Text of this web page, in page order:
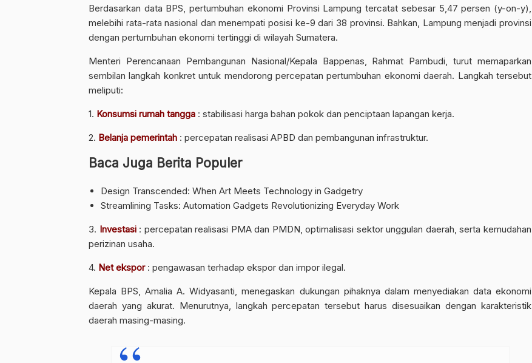
Berdasarkan data BPS, pertumbuhan ekonomi Provinsi Lampung tercatat sebesar 5,47 persen (y-on-y),
melebihi rata-rata nasional dan menempati posisi ke-9 dari 38 provinsi. Bahkan, Lampung menjadi provinsi
dengan pertumbuhan ekonomi tertinggi di wilayah Sumatera.
Menteri Perencanaan Pembangunan Nasional/Kepala Bappenas, Rahmat Pambudi, turut memaparkan
sembilan langkah konkret untuk mendorong percepatan pertumbuhan ekonomi daerah. Langkah tersebut
meliputi:
1. Konsumsi rumah tangga : stabilisasi harga bahan pokok dan penciptaan lapangan kerja.
2. Belanja pemerintah : percepatan realisasi APBD dan pembangunan infrastruktur.
Baca Juga Berita Populer
Design Transcended: When Art Meets Technology in Gadgetry
Streamlining Tasks: Automation Gadgets Revolutionizing Everyday Work
3. Investasi: percepatan realisasi PMA dan PMDN, optimalisasi sektor unggulan daerah, serta kemudahan
perizinan usaha.
4. Net ekspor: pengawasan terhadap ekspor dan impor ilegal.
Kepala BPS, Amalia A. Widyasanti, menegaskan dukungan pihaknya dalam menyediakan data ekonomi
daerah yang akurat. Menurutnya, langkah percepatan tersebut harus disesuaikan dengan karakteristik
daerah masing-masing.